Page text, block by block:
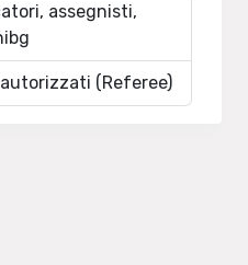
assegnisti,
(Referee)